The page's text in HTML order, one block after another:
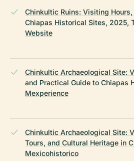
Chinkultic Ruins: Visiting
Chiapas Historical Sites, 2025,
Website
Chinkultic Archaeological Site:
and Practical Guide to Chiapas
Mexperience
Chinkultic Archaeological Site:
Tours, and Cultural Heritage in
Mexicohistorico